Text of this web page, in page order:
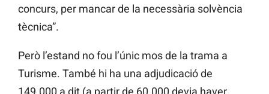
concurs, per mancar de la necessària solvència
tècnica”.
Però l’estand no fou l’únic mos de la trama a
Turisme. També hi ha una adjudicació de
149.000 a dit (a partir de 60.000 devia haver